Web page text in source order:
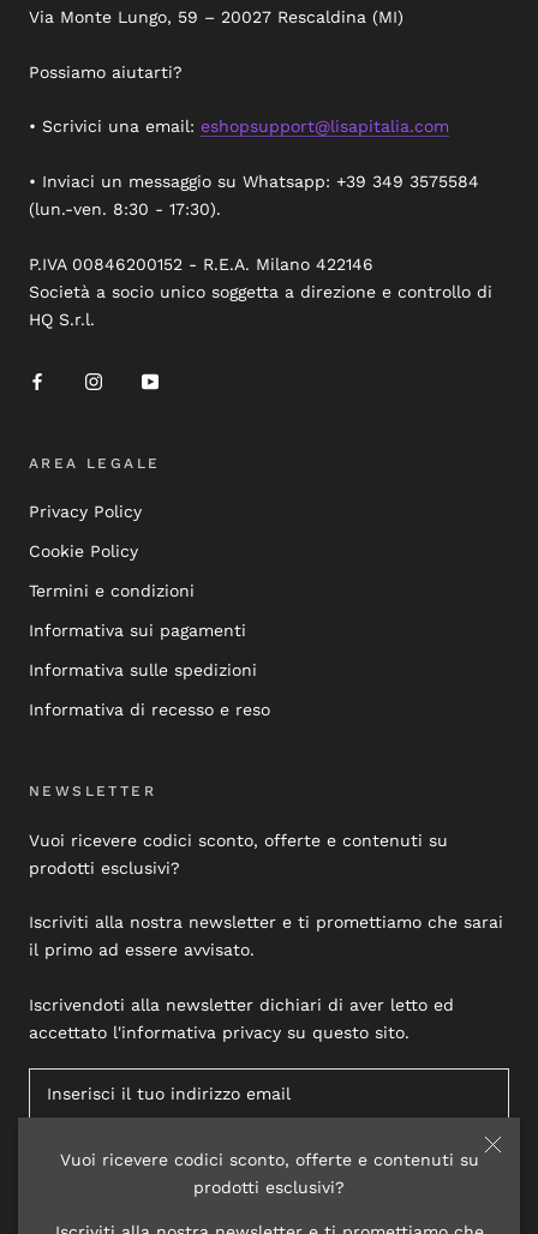
Vuoi ricevere codici sconto, offerte e contenuti su
prodotti esclusivi?
Via Monte Lungo, 59 – 20027 Rescaldina (MI)
Possiamo aiutarti?
• Scrivici una email: eshopsupport@lisapitalia.com
• Inviaci un messaggio su Whatsapp: +39 349 3575584
(lun.-ven. 8:30 - 17:30).
P.IVA 00846200152 - R.E.A. Milano 422146
Società a socio unico soggetta a direzione e controllo di
HQ S.r.l.
AREA LEGALE
Privacy Policy
Cookie Policy
Termini e condizioni
Informativa sui pagamenti
Informativa sulle spedizioni
Informativa di recesso e reso
NEWSLETTER
Vuoi ricevere codici sconto, offerte e contenuti su
prodotti esclusivi?
Iscriviti alla nostra newsletter e ti promettiamo che sarai
il primo ad essere avvisato.
Iscrivendoti alla newsletter dichiari di aver letto ed
accettato l'informativa privacy su questo sito.
ISCRIVITI